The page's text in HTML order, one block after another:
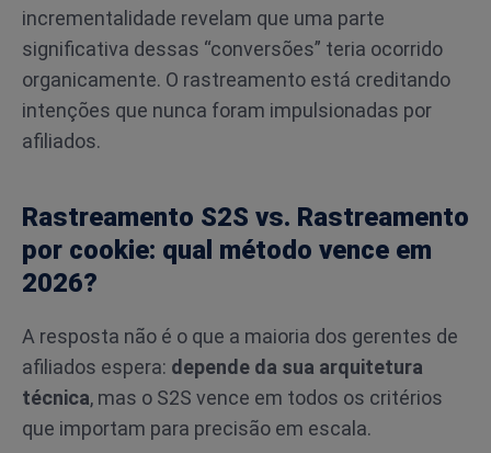
incrementalidade revelam que uma parte
significativa dessas “conversões” teria ocorrido
organicamente. O rastreamento está creditando
intenções que nunca foram impulsionadas por
afiliados.
Rastreamento S2S vs. Rastreamento
por cookie: qual método vence em
2026?
A resposta não é o que a maioria dos gerentes de
afiliados espera: depende da sua arquitetura
técnica, mas o S2S vence em todos os critérios
que importam para precisão em escala.